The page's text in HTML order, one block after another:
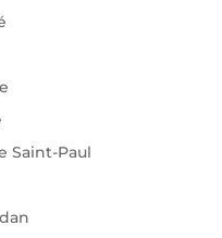
Saint-Paul